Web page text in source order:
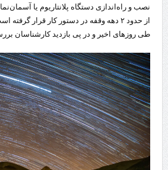
نصب و راه‌اندازی دستگاه پلانتاریوم یا
از حدود ۲ دهه وقفه در دستور کار قرار
طی روزهای اخیر و در پی بازدید کارشناسان